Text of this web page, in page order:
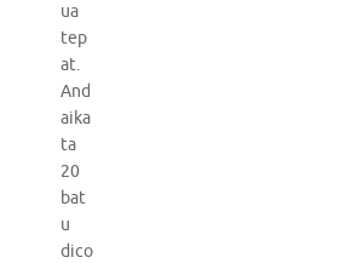
ua
tep
at.
And
aika
ta
20
bat
u
dico